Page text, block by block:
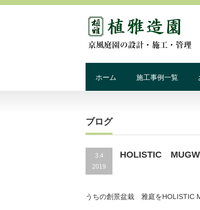
ホーム 施工事例一覧
ブログ
3.4
2019
HOLISTIC
うちの創景盆栽 雅庭をHOLISTIC